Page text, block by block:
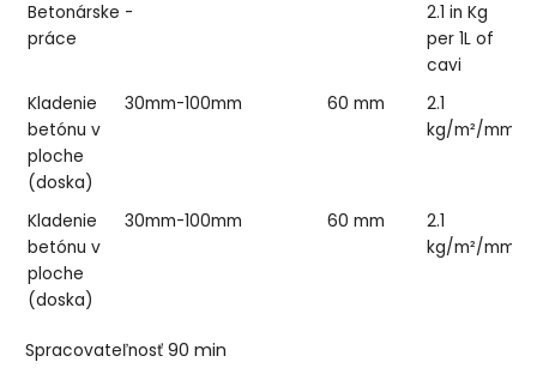
Betonárske
práce
-
2.1 in Kg
per 1L of
cavi
Kladenie
betónu v
ploche
(doska)
30mm-100mm 60 mm
2.1
kg/m²/mm
Kladenie
betónu v
ploche
(doska)
30mm-100mm 60 mm
2.1
kg/m²/mm
Spracovateľnosť90 min